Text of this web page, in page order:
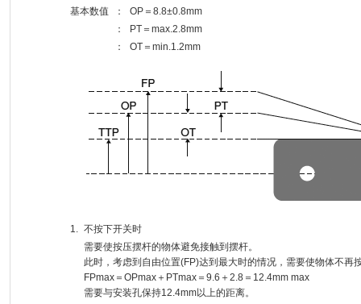
基本数值 ：
OP＝8.8±0.8mm
：
PT＝max.2.8mm
：
OT＝min.1.2mm
1. 不按下开关时
需要使按压摆杆的物体避免接触到摆杆。
此时，考虑到自由位置(FP)达到最大时的情况，需要使物体不再
FPmax＝OPmax＋PTmax＝9.6＋2.8＝12.4mm max
需要与安装孔保持12.4mm以上的距离。